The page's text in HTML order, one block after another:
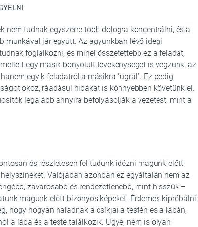
nem tudnak egyszerre több dologra koncentrálni, és a
jár együtt. Az agyunkban lévő idegi
foglalkozni, és minél összetettebb ez a feladat,
egy másik bonyolult tevékenységet is végzünk, az
egyik feladatról a másikra “ugrál”. Ez pedig
okoz, ráadásul hibákat is könnyebben követünk el.
legalább annyira befolyásolják a vezetést, mint a
és részletesen fel tudunk idézni magunk előtt
Valójában azonban ez egyáltalán nem az
zavarosabb és rendezetlenebb, mint hisszük –
magunk előtt bizonyos képeket. Érdemes kipróbálni:
hogy hogyan haladnak a csíkjai a testén és a lábán,
a lába és a teste találkozik. Ugye, nem is olyan